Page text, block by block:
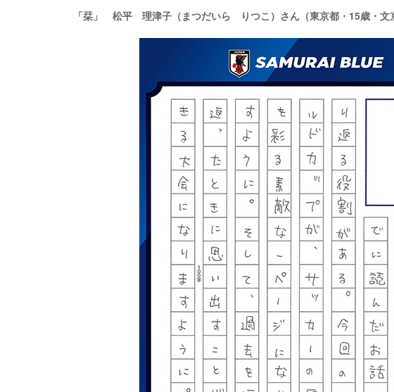
「栞」 松平 理津子（まつだいら りつこ）さん（東京都・15歳・文